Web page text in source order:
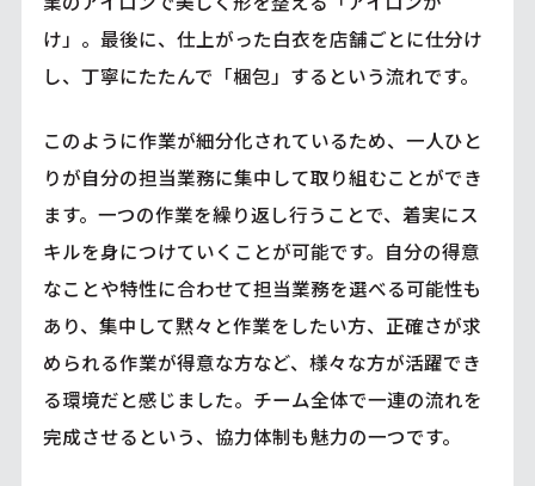
け」。最後に、仕上がった白衣を店舗ごとに仕分け
し、丁寧にたたんで「梱包」するという流れです。
このように作業が細分化されているため、一人ひと
りが自分の担当業務に集中して取り組むことができ
ます。一つの作業を繰り返し行うことで、着実にス
キルを身につけていくことが可能です。自分の得意
なことや特性に合わせて担当業務を選べる可能性も
あり、集中して黙々と作業をしたい方、正確さが求
められる作業が得意な方など、様々な方が活躍でき
る環境だと感じました。チーム全体で一連の流れを
完成させるという、協力体制も魅力の一つです。